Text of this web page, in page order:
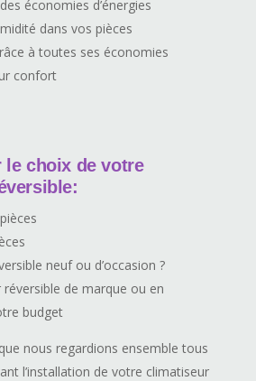
économies d’énergies
dans vos pièces
à toutes ses économies
confort
le choix de votre
neuf ou d’occasion ?
de marque ou en
budget
nous regardions ensemble tous
l’installation de votre climatiseur